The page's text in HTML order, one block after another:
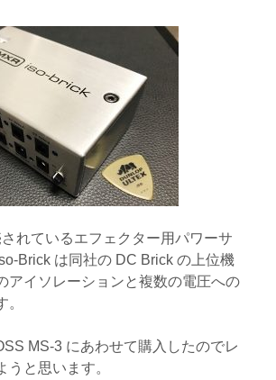
れているエフェクター用パワーサ
Brick は同社の DC Brick の上位機
アイソレーションと複数の電圧への
MS-3 にあわせて購入したのでレ
うと思います。